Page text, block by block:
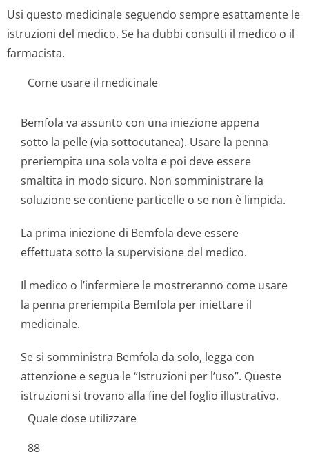
Usi questo medicinale seguendo sempre esattamente le
istruzioni del medico. Se ha dubbi consulti il medico o il
farmacista.
Come usare il medicinale
Bemfola va assunto con una iniezione appena
sotto la pelle (via sottocutanea). Usare la penna
preriempita una sola volta e poi deve essere
smaltita in modo sicuro. Non somministrare la
soluzione se contiene particelle o se non è limpida.
La prima iniezione di Bemfola deve essere
effettuata sotto la supervisione del medico.
Il medico o l’infermiere le mostreranno come usare
la penna preriempita Bemfola per iniettare il
medicinale.
Se si somministra Bemfola da solo, legga con
attenzione e segua le “Istruzioni per l’uso”. Queste
istruzioni si trovano alla fine del foglio illustrativo.
Quale dose utilizzare
88